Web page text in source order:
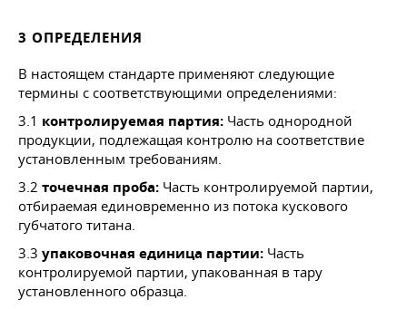
3 ОПРЕДЕЛЕНИЯ
В настоящем стандарте применяют следующие
термины с соответствующими определениями:
3.1 контролируемая партия: Часть однородной
продукции, подлежащая контролю на соответствие
установленным требованиям.
3.2 точечная проба: Часть контролируемой партии,
отбираемая единовременно из потока кускового
губчатого титана.
3.3 упаковочная единица партии: Часть
контролируемой партии, упакованная в тару
установленного образца.